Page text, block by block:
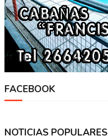
FACEBOOK
NOTICIAS POPULARES